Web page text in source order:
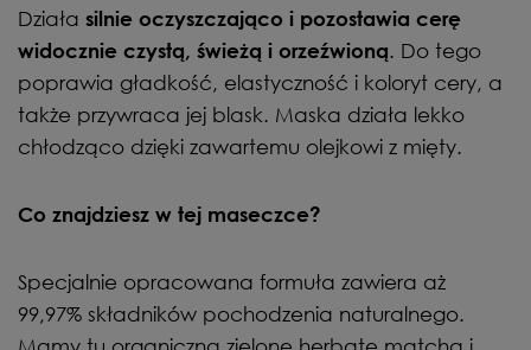
Działa silnie oczyszczająco i pozostawia cerę
widocznie czystą, świeżą i orzeźwioną. Do tego
poprawia gładkość, elastyczność i koloryt cery, a
także przywraca jej blask. Maska działa lekko
chłodząco dzięki zawartemu olejkowi z mięty.
Co znajdziesz w tej maseczce?
Specjalnie opracowana formuła zawiera aż
99,97% składników pochodzenia naturalnego.